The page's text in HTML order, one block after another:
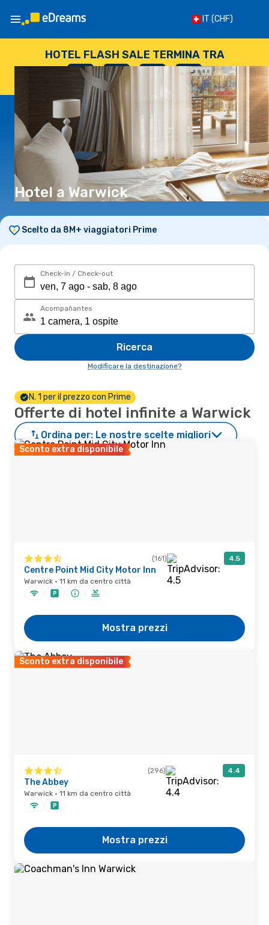
IT (CHF)
HOTEL FLASH SALE TERMINA TRA
--
GIORNI
: --
ORE
: --
SECONDI
Hotel a Warwick
Scelto da 8M+ viaggiatori Prime
Check-in / Check-out
Acompañantes
Ricerca
Modificare la destinazione?
N. 1 per il prezzo con Prime
Offerte di hotel infinite a Warwick
Ordina per: Le nostre scelte migliori
Sconto extra disponibile
(161) 4.5
Centre Point Mid City Motor Inn
Warwick · 11 km da centro città
Mostra prezzi
Sconto extra disponibile
(296) 4.4
The Abbey
Warwick · 11 km da centro città
Mostra prezzi